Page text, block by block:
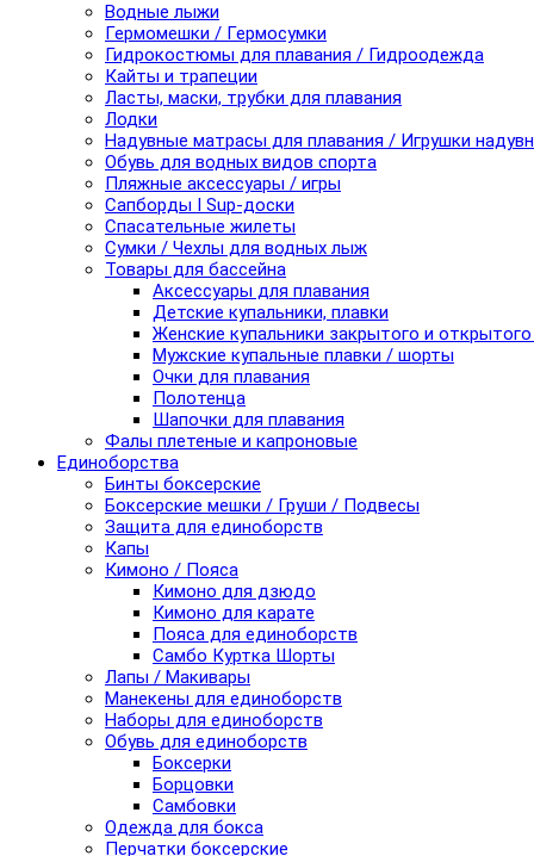
Водные лыжи
Гермомешки / Гермосумки
Гидрокостюмы для плавания / Гидроодежда
Кайты и трапеции
Ласты, маски, трубки для плавания
Лодки
Надувные матрасы для плавания / Игрушки
Обувь для водных видов спорта
Пляжные аксессуары / игры
Сапборды I Sup-доски
Спасательные жилеты
Сумки / Чехлы для водных лыж
Товары для бассейна
Аксессуары для плавания
Детские купальники, плавки
Женские купальники закрытого и
Мужские купальные плавки / шорты
Очки для плавания
Полотенца
Шапочки для плавания
Фалы плетеные и капроновые
Единоборства
Бинты боксерские
Боксерские мешки / Груши / Подвесы
Защита для единоборств
Капы
Кимоно / Пояса
Кимоно для дзюдо
Кимоно для карате
Пояса для единоборств
Самбо Куртка Шорты
Лапы / Макивары
Манекены для единоборств
Наборы для единоборств
Обувь для единоборств
Боксерки
Борцовки
Самбовки
Одежда для бокса
Перчатки боксерские